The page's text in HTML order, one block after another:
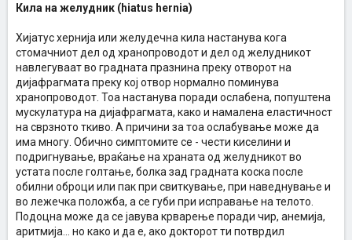
Кила на желудник (hiatus hernia)
Хијатус хернија или желудечна кила настанува кога
стомачниот дел од хранопроводот и дел од желудникот
навлегуваат во градната празнина преку отворот на
дијафрагмата преку кој отвор нормално поминува
хранопроводот. Тоа настанува поради ослабена, попуштена
мускулатура на дијафрагмата, како и намалена еластичност
на сврзното ткиво. А причини за тоа ослабување може да
има многу. Обично симптомите се - чести киселини и
подригнување, враќање на храната од желудникот во
устата после голтање, болка зад градната коска после
обилни оброци или пак при свиткување, при наведнување и
во лежечка положба, а се губи при исправање на телото.
Подоцна може да се јавува крварење поради чир, анемија,
аритмија... но како и да е, ако докторот ти потврдил